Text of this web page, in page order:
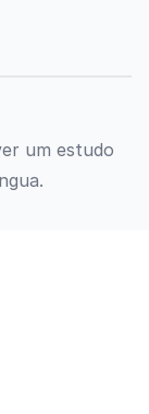
um estudo